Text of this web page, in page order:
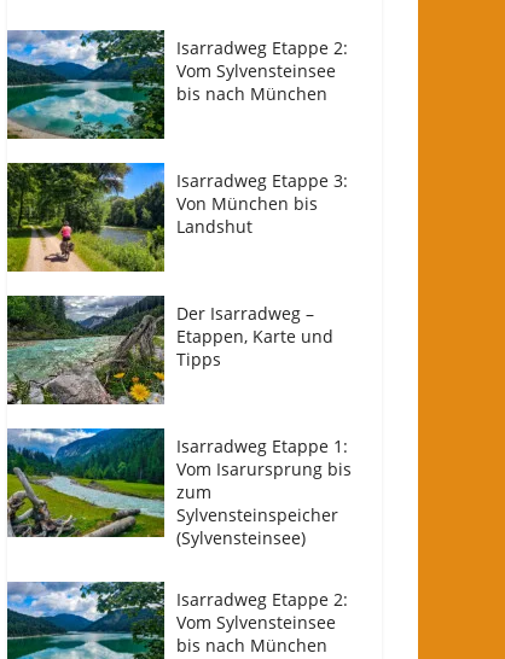
Isarradweg Etappe 2:
Vom Sylvensteinsee
bis nach München
Isarradweg Etappe 3:
Von München bis
Landshut
Der Isarradweg –
Etappen, Karte und
Tipps
Isarradweg Etappe 1:
Vom Isarursprung bis
zum
Sylvensteinspeicher
(Sylvensteinsee)
Isarradweg Etappe 2:
Vom Sylvensteinsee
bis nach München